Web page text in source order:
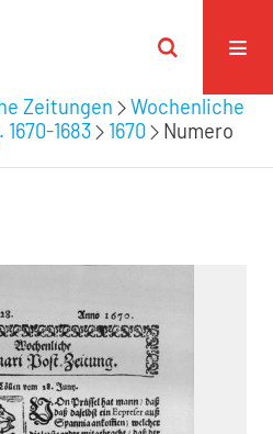
Zeitungen
Wochenliche
1683
1670
Numero